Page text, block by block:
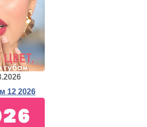
12 2026